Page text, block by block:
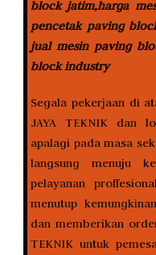
block jatim,harga
pencetak paving
jual mesin paving
block industry
Segala pekerjaan di
JAYA TEKNIK dan
apalagi pada masa
langsung menuju
pelayanan
menutup
dan memberikan
TEKNIK untuk